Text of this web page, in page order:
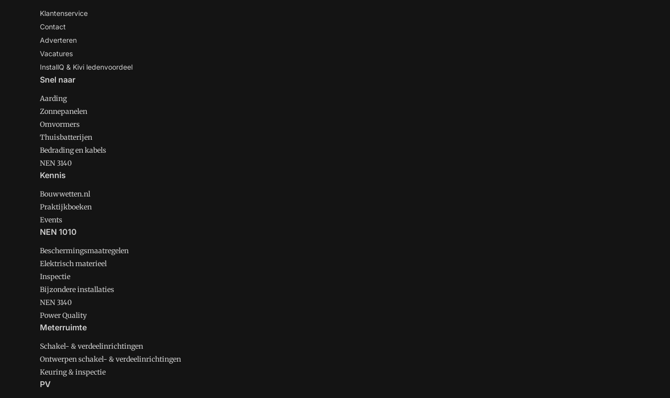
Klantenservice
Contact
Adverteren
Vacatures
InstallQ & Kivi ledenvoordeel
Snel naar
Aarding
Zonnepanelen
Omvormers
Thuisbatterijen
Bedrading en kabels
NEN 3140
Kennis
Bouwwetten.nl
Praktijkboeken
Events
NEN 1010
Beschermingsmaatregelen
Elektrisch materieel
Inspectie
Bijzondere installaties
NEN 3140
Power Quality
Meterruimte
Schakel- & verdeelinrichtingen
Ontwerpen schakel- & verdeelinrichtingen
Keuring & inspectie
PV